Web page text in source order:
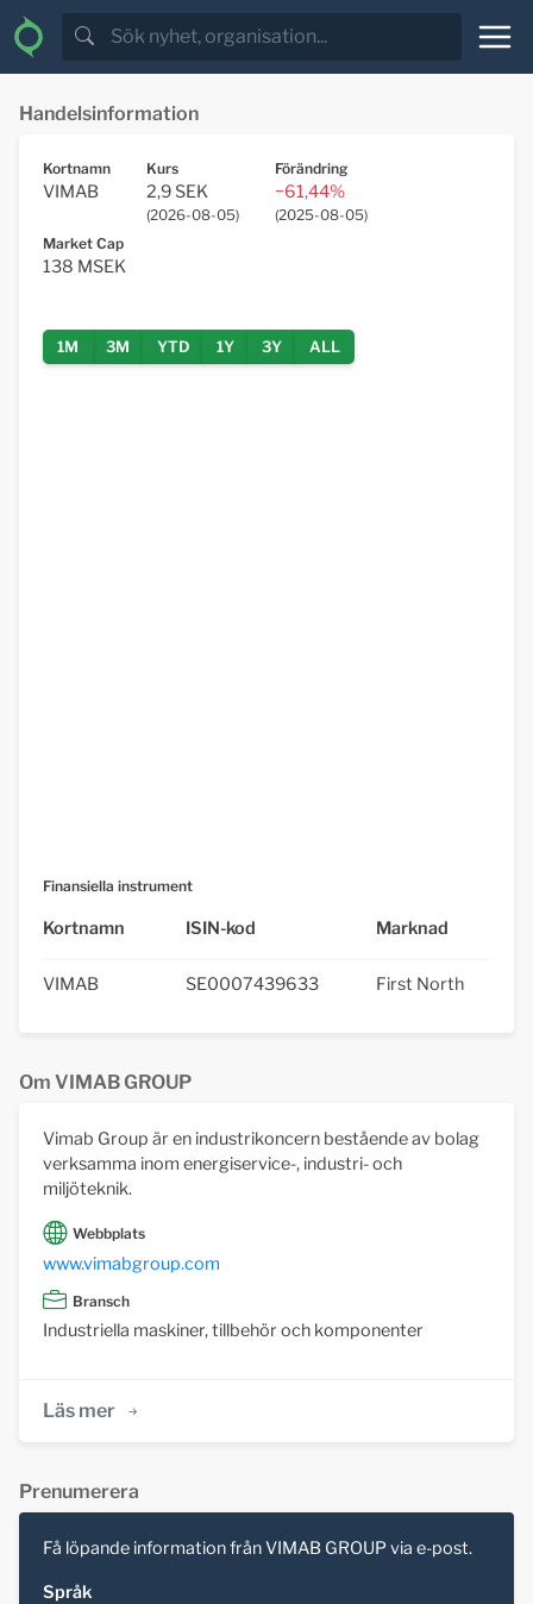
Handelsinformation
Kortnamn
VIMAB
Kurs
2,9 SEK
(2026-08-05)
Förändring
−61,44%
(2025-08-05)
Market Cap
138 MSEK
1M 3M YTD 1Y 3Y ALL
Finansiella instrument
Kortnamn ISIN-kod Marknad
VIMAB SE0007439633 First North
Om VIMAB GROUP
Vimab Group är en industrikoncern bestående av bolag
verksamma inom energiservice-, industri- och
miljöteknik.
Webbplats
www.vimabgroup.com
Bransch
Industriella maskiner, tillbehör och komponenter
Läs mer
Prenumerera
Få löpande information från VIMAB GROUP via e-post.
Språk